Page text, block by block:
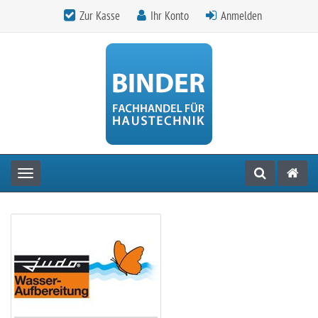
Zur Kasse Ihr Konto Anmelden
Toggle navigation